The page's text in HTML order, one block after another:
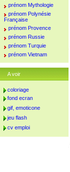
prénom Mythologie
prénom Polynésie
Française
prénom Provence
prénom Russie
prénom Turquie
prénom Vietnam
A voir
coloriage
fond ecran
gif, emoticone
jeu flash
cv emploi